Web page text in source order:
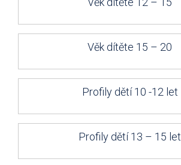
Věk dítěte 15 – 20
Profily dětí 10 -12 let
Profily dětí 13 – 15 let